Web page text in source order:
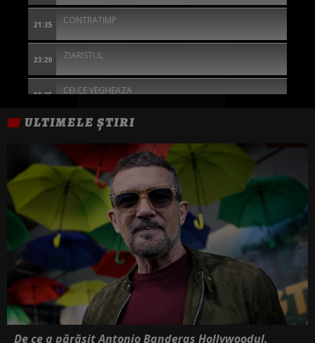
21:35 CONTRATIMP
23:20 ZIARISTUL
01:25 CEI CE VEGHEAZA
04:00 O CALATORIE CU MIZA MARE
05:45 FEMEILE DIN CORTUL ROSU
ULTIMELE ȘTIRI
De ce a părăsit Antonio Banderas Hollywoodul.